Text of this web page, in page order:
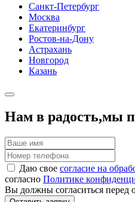
Санкт-Петербург
Москва
Екатеринбург
Ростов-на-Дону
Астрахань
Новгород
Казань
Нам в радость,мы
Даю свое согласие на
согласно Политике
Вы должны согласиться перед